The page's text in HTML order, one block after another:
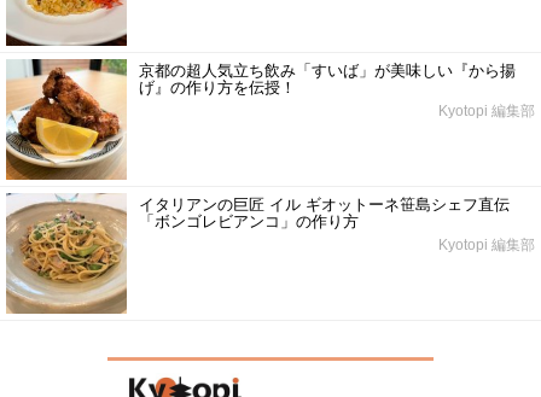
京都の超人気立ち飲み「すいば」が美味しい『から揚
げ』の作り方を伝授！
Kyotopi 編集部
イタリアンの巨匠 イル ギオットーネ笹島シェフ直伝
「ボンゴレビアンコ」の作り方
Kyotopi 編集部